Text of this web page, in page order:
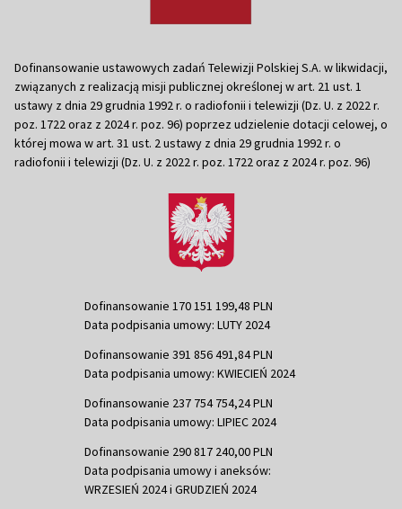
Dofinansowanie ustawowych zadań Telewizji Polskiej S.A. w likwidacji,
związanych z realizacją misji publicznej określonej w art. 21 ust. 1
ustawy z dnia 29 grudnia 1992 r. o radiofonii i telewizji (Dz. U. z 2022 r.
poz. 1722 oraz z 2024 r. poz. 96) poprzez udzielenie dotacji celowej, o
której mowa w art. 31 ust. 2 ustawy z dnia 29 grudnia 1992 r. o
radiofonii i telewizji (Dz. U. z 2022 r. poz. 1722 oraz z 2024 r. poz. 96)
Dofinansowanie 170 151 199,48 PLN
Data podpisania umowy: LUTY 2024
Dofinansowanie 391 856 491,84 PLN
Data podpisania umowy: KWIECIEŃ 2024
Dofinansowanie 237 754 754,24 PLN
Data podpisania umowy: LIPIEC 2024
Dofinansowanie 290 817 240,00 PLN
Data podpisania umowy i aneksów:
WRZESIEŃ 2024 i GRUDZIEŃ 2024